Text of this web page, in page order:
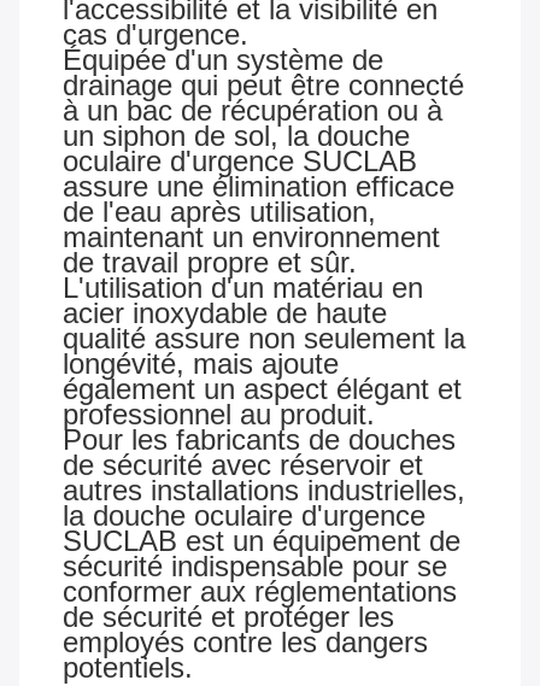
l'accessibilité et la visibilité en
cas d'urgence.
Équipée d'un système de
drainage qui peut être connecté
à un bac de récupération ou à
un siphon de sol, la douche
oculaire d'urgence SUCLAB
assure une élimination efficace
de l'eau après utilisation,
maintenant un environnement
de travail propre et sûr.
L'utilisation d'un matériau en
acier inoxydable de haute
qualité assure non seulement la
longévité, mais ajoute
également un aspect élégant et
professionnel au produit.
Pour les fabricants de douches
de sécurité avec réservoir et
autres installations industrielles,
la douche oculaire d'urgence
SUCLAB est un équipement de
sécurité indispensable pour se
conformer aux réglementations
de sécurité et protéger les
employés contre les dangers
potentiels.